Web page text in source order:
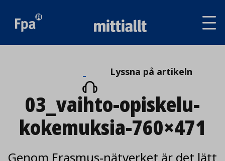
Lyssna
på
artikeln
Lyssna på artikeln
03_vaihto-opiskelu-
kokemuksia-760×471